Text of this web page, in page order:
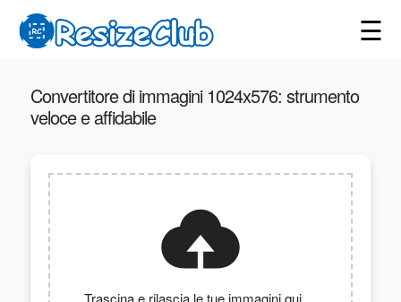
☰
Convertitore di immagini 1024x576: strumento
veloce e affidabile
Trascina e rilascia le tue immagini qui....